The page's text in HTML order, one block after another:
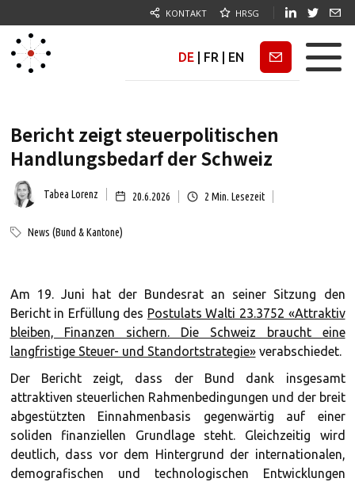
KONTAKT HRSG
DE FR EN Newsletter
Bericht zeigt steuerpolitischen
Handlungsbedarf der Schweiz
Tabea Lorenz 20.6.2026 2 Min. Lesezeit
News (Bund & Kantone)
Am 19. Juni hat der Bundesrat an seiner Sitzung den
Bericht in Erfüllung des Postulats Walti 23.3752 «Attraktiv
bleiben, Finanzen sichern. Die Schweiz braucht eine
langfristige Steuer- und Standortstrategie»verabschiedet.
Der Bericht zeigt, dass der Bund dank insgesamt
attraktiven steuerlichen Rahmenbedingungen und der breit
abgestützten Einnahmenbasis gegenwärtig auf einer
soliden finanziellen Grundlage steht. Gleichzeitig wird
deutlich, dass vor dem Hintergrund der internationalen,
demografischen und technologischen Entwicklungen